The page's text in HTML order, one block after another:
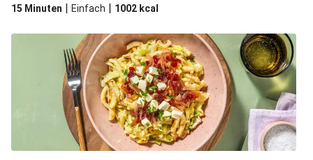
15 Minuten | Einfach | 1002 kcal